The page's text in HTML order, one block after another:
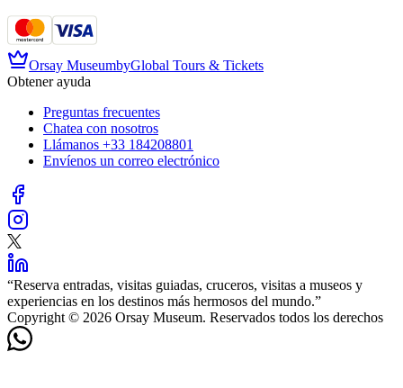
Orsay MuseumbyGlobal Tours & Tickets
Obtener ayuda
Preguntas frecuentes
Chatea con nosotros
Llámanos +33 184208801
Envíenos un correo electrónico
“Reserva entradas, visitas guiadas, cruceros, visitas a museos y
experiencias en los destinos más hermosos del mundo.”
Copyright © 2026 Orsay Museum. Reservados todos los derechos